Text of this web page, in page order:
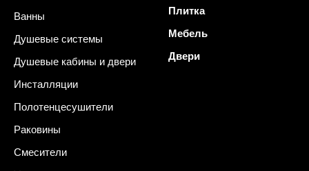
Ванны
Душевые системы
Душевые кабины и двери
Инсталляции
Полотенцесушители
Раковины
Смесители
Плитка
Мебель
Двери